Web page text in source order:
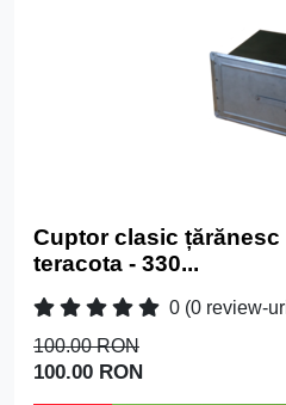
Cuptor clasic
teracota - 330...
0 (0 review-
100.00 RON
100.00 RON